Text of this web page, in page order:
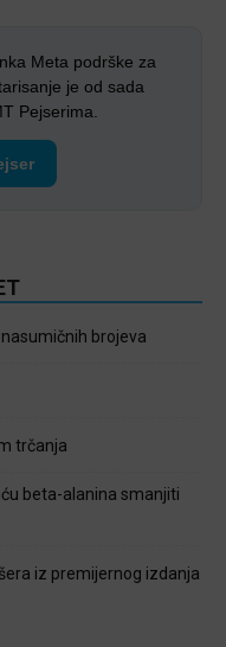
Meta podrške za
je od sada
Pejserima.
brojeva
trčanja
beta-alanina smanjiti
iz premijernog izdanja